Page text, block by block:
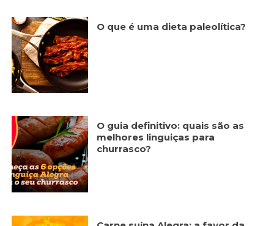
O que é uma dieta paleolítica?
O guia definitivo: quais são as
melhores linguiças para
churrasco?